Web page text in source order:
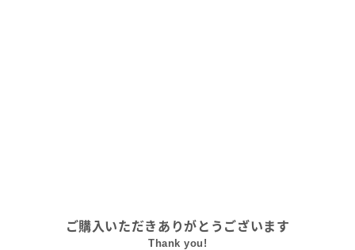
ご購入いただきありがとうございます
Thank you!